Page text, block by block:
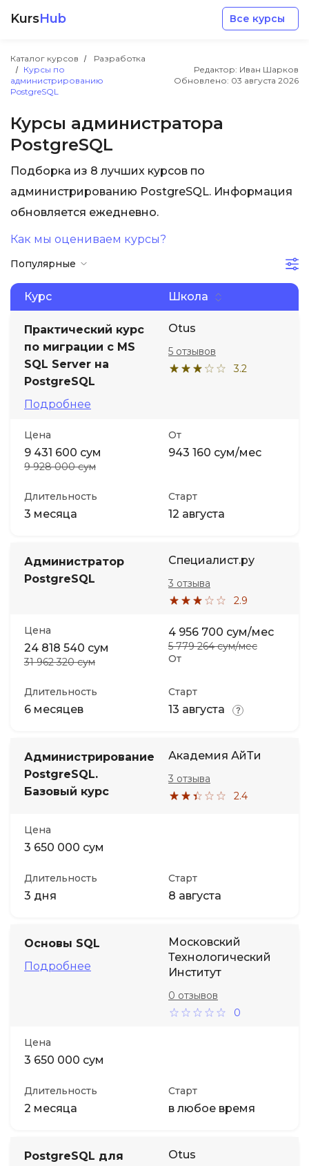
KursHub Все курсы
Каталог курсов
Разработка
Курсы по
администрированию
PostgreSQL
Редактор: Иван Шарков
Обновлено: 03 августа 2026
Курсы администратора
PostgreSQL
Подборка из 8 лучших курсов по
администрированию PostgreSQL. Информация
обновляется ежедневно.
Как мы оцениваем курсы?
Популярные
Курс Школа
Практический курс
по миграции с MS
SQL Server на
PostgreSQL
Подробнее
Otus
3.2
5 отзывов
Цена
9 431 600 сум
9 928 000 сум
От
943 160 сум/мес
Длительность
3 месяца
Старт
12 августа
Администратор
PostgreSQL
Специалист.ру
2.9
3 отзыва
Цена
24 818 540 сум
31 962 320 сум От
4 956 700 сум/мес
5 779 264 сум/мес
Длительность
6 месяцев
Старт
13 августа
Администрирование
PostgreSQL.
Базовый курс
Академия АйТи
2.4
3 отзыва
Цена
3 650 000 сум
Длительность
3 дня
Старт
8 августа
Основы SQL
Подробнее
Московский
Технологический
Институт
0
0 отзывов
Цена
3 650 000 сум
Длительность
2 месяца
Старт
в любое время
PostgreSQL для
Otus
Разработка
Маркетинг
Аналитика
Менеджмент
Иностранные языки
Soft Skills
Детям
Акции и промокоды